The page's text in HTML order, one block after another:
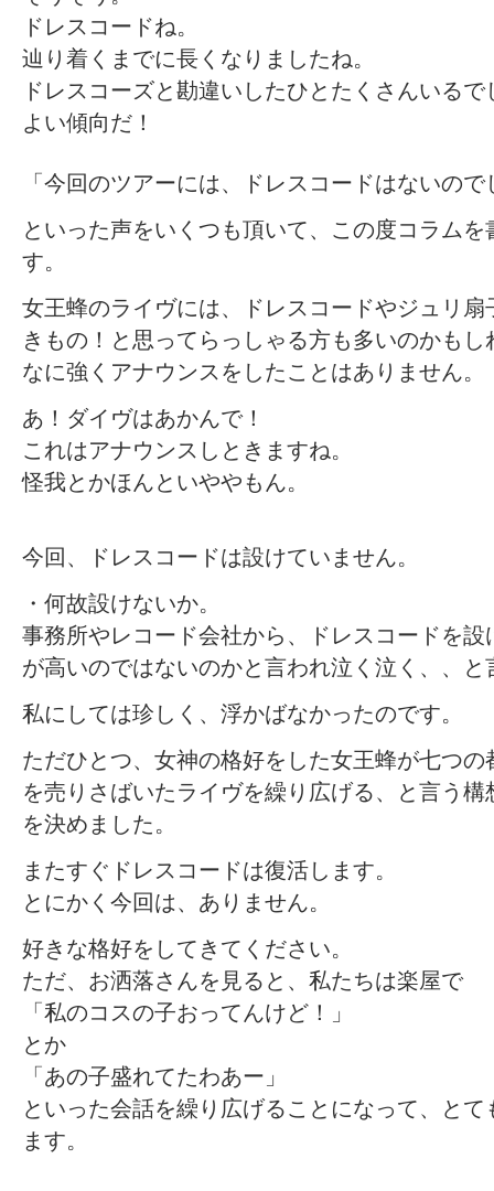
ドレスコードね。
辿り着くまでに長くなりましたね。
ドレスコーズと勘違いしたひとたくさんいるで
よい傾向だ！
「今回のツアーには、ドレスコードはないの
といった声をいくつも頂いて、この度コラム
す。
女王蜂のライヴには、ドレスコードやジュリ扇
きもの！と思ってらっしゃる方も多いのかも
なに強くアナウンスをしたことはありません。
あ！ダイヴはあかんで！
これはアナウンスしときますね。
怪我とかほんといややもん。
今回、ドレスコードは設けていません。
・何故設けないか。
事務所やレコード会社から、ドレスコードを設
が高いのではないのかと言われ泣く泣く、、と
私にしては珍しく、浮かばなかったのです。
ただひとつ、女神の格好をした女王蜂が七つの
を売りさばいたライヴを繰り広げる、と言う
を決めました。
またすぐドレスコードは復活します。
とにかく今回は、ありません。
好きな格好をしてきてください。
ただ、お洒落さんを見ると、私たちは楽屋で
「私のコスの子おってんけど！」
とか
「あの子盛れてたわあー」
といった会話を繰り広げることになって、と
ます。